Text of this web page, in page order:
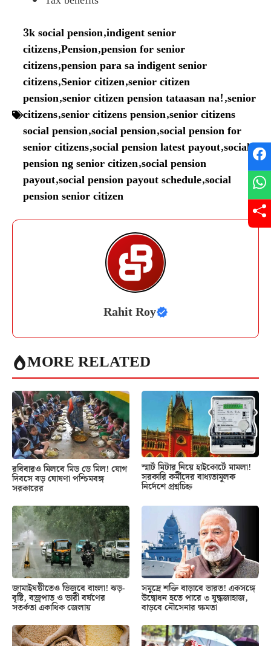
3k social pension,indigent senior
citizens,Pension,pension for senior
citizens,pension para sa indigent senior
citizens,Senior citizen,senior citizen
pension,senior citizen pension tataasan na!,senior
citizens,senior citizens pension,senior citizens
social pension,social pension,social pension for
senior citizens,social pension latest payout,social
pension ng senior citizen,social pension
payout,social pension payout schedule,social
pension senior citizen
Rahit Roy
MORE RELATED
রবিবারও মিলবে মিড ডে মিল! যোগ
দিবসে বড় ঘোষণা পশ্চিমবঙ্গ
সরকারের
স্মার্ট মিটার নিয়ে হাইকোর্টে মামলা!
সরকারি কর্মীদের বাধ্যতামূলক
নির্দেশে প্রশ্নচিহ্ন
জামাইষষ্ঠীতেও ভিজবে বাংলা! ঝড়-
বৃষ্টি, বজ্রপাত ও ভারী বর্ষণের
সতর্কতা একাধিক জেলায়
সমুদ্রে শক্তি বাড়াবে ভারত! একসঙ্গে
উদ্বোধন হতে পারে ৩ যুদ্ধজাহাজ,
বাড়বে নৌসেনার ক্ষমতা